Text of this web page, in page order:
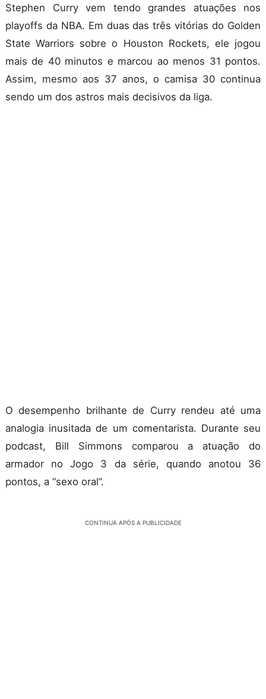
Stephen Curry vem tendo grandes atuações nos
playoffs da NBA. Em duas das três vitórias do Golden
State Warriors sobre o Houston Rockets, ele jogou
mais de 40 minutos e marcou ao menos 31 pontos.
Assim, mesmo aos 37 anos, o camisa 30 continua
sendo um dos astros mais decisivos da liga.
O desempenho brilhante de Curry rendeu até uma
analogia inusitada de um comentarista. Durante seu
podcast, Bill Simmons comparou a atuação do
armador no Jogo 3 da série, quando anotou 36
pontos, a “sexo oral”.
CONTINUA APÓS A PUBLICIDADE